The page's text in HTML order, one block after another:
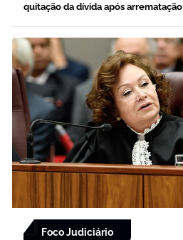
quitação da dívida após arrematação
Foco Judiciário